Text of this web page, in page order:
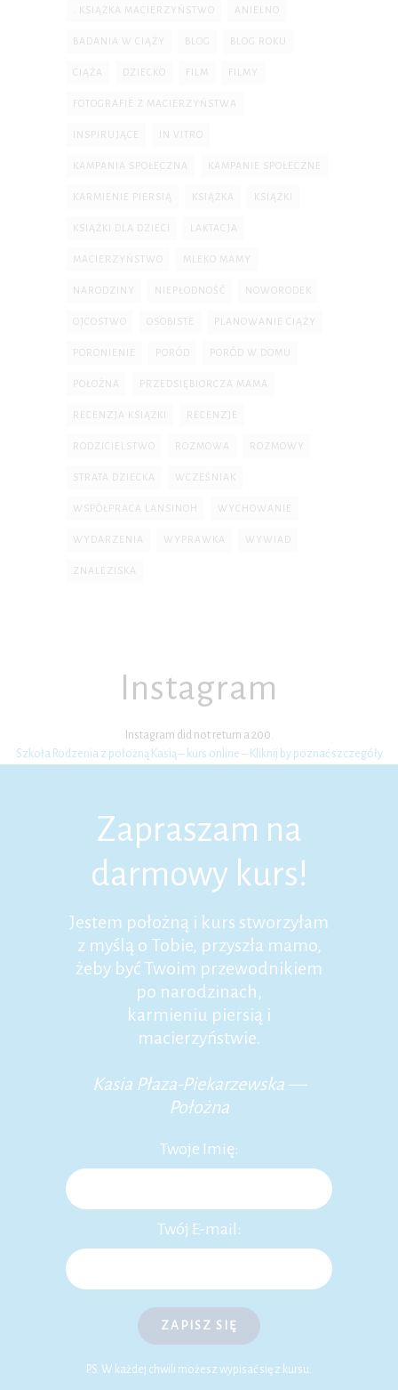
. KSIĄŻKA MACIERZYŃSTWO ANIELNO
BADANIA W CIĄŻY BLOG BLOG ROKU
CIĄŻA DZIECKO FILM FILMY
FOTOGRAFIE Z MACIERZYŃSTWA
INSPIRUJĄCE IN VITRO
KAMPANIA SPOŁECZNA KAMPANIE SPOŁECZNE
KARMIENIE PIERSIĄ KSIĄŻKA KSIĄŻKI
KSIĄŻKI DLA DZIECI LAKTACJA
MACIERZYŃSTWO MLEKO MAMY
NARODZINY NIEPŁODNOŚĆ NOWORODEK
OJCOSTWO OSOBISTE PLANOWANIE CIĄŻY
PORONIENIE PORÓD PORÓD W DOMU
POŁOŻNA PRZEDSIĘBIORCZA MAMA
RECENZJA KSIĄŻKI RECENZJE
RODZICIELSTWO ROZMOWA ROZMOWY
STRATA DZIECKA WCZEŚNIAK
WSPÓŁPRACA LANSINOH WYCHOWANIE
WYDARZENIA WYPRAWKA WYWIAD
ZNALEZISKA
Instagram
Instagram did not return a 200.
Szkoła Rodzenia z położną Kasią – kurs online – Kliknij by poznać szczegóły
Zapraszam na
darmowy kurs!
Jestem położną i kurs stworzyłam
z myślą o Tobie, przyszła mamo,
żeby być Twoim przewodnikiem
po narodzinach,
karmieniu piersią i
macierzyństwie.
Kasia Płaza-Piekarzewska —
Położna
Twoje Imię:
Twój E-mail:
ZAPISZ SIĘ
P.S. W każdej chwili możesz wypisać się z kursu.